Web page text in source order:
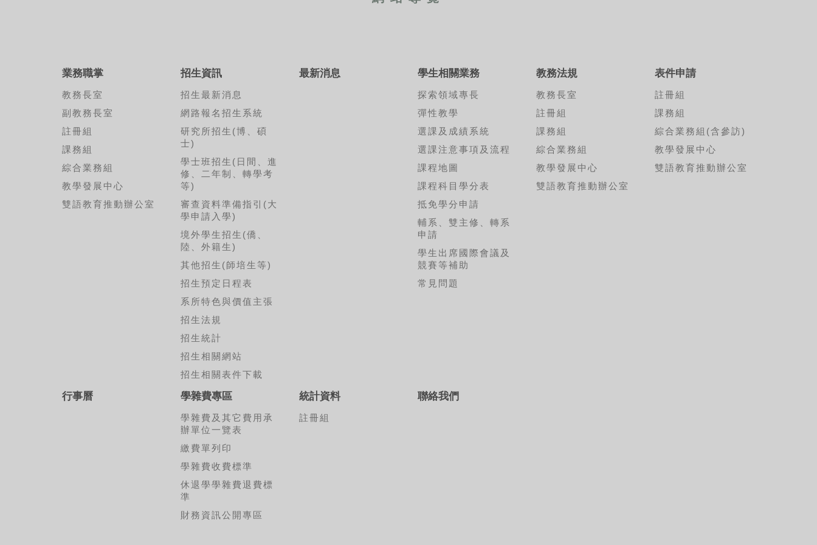
業務職掌
教務長室
副教務長室
註冊組
課務組
綜合業務組
教學發展中心
雙語教育推動辦公室
招生資訊
招生最新消息
網路報名招生系統
研究所招生(博、碩
士)
學士班招生(日間、進
修、二年制、轉學考
等)
審查資料準備指引(大
學申請入學)
境外學生招生(僑、
陸、外籍生)
其他招生(師培生等)
招生預定日程表
系所特色與價值主張
招生法規
招生統計
招生相關網站
招生相關表件下載
最新消息 學生相關業務
探索領域專長
彈性教學
選課及成績系統
選課注意事項及流程
課程地圖
課程科目學分表
抵免學分申請
輔系、雙主修、轉系
申請
學生出席國際會議及
競賽等補助
常見問題
教務法規
教務長室
註冊組
課務組
綜合業務組
教學發展中心
雙語教育推動辦公室
表件申請
註冊組
課務組
綜合業務組(含參訪)
教學發展中心
雙語教育推動辦公室
行事曆 學雜費專區
學雜費及其它費用承
辦單位一覽表
繳費單列印
學雜費收費標準
休退學學雜費退費標
準
財務資訊公開專區
統計資料
註冊組
聯絡我們